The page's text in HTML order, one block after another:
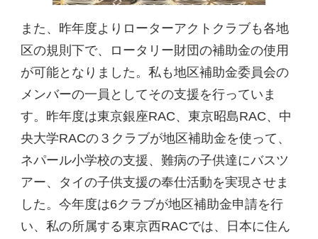
また、昨年度よりローターアクトクラブも各地
区の規則下で、ロータリー財団の補助金の使用
が可能となりました。私も地区補助金委員会の
メンバーの一員としてその支援を行っていま
す。昨年度は東京銀座RAC、東京昭島RAC、中
央大学RACの３クラブが地区補助金を使って、
ネパール小学校の支援、難病の子供達にバスツ
アー、タイの子供支援の奉仕活動を実現させま
した。今年度は6クラブが地区補助金申請を行
い、私の所属する東京西RACでは、日本に住ん